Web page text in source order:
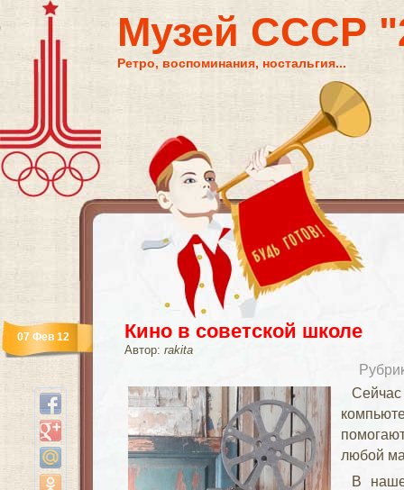
Музей СССР
Ретро, воспоминания, ностальгия...
Кино в советской школе
Автор: rakita
07 Фев 12
любой
В